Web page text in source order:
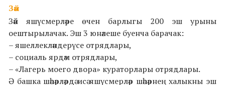
Зәй
Зәй яшүсмерләре өчен барлыгы 200 эш урыны
оештырылачак. Эш 3 юнәлеше буенча барачак:
– яшеллекләндерүсе отрядлары,
– социаль ярдәм отрядлары,
– «Лагерь моего двора» кураторлары отрядлары.
Ә башка шәһәрләрдә исә яшүсмерләр шәһәрнең халыкны эш